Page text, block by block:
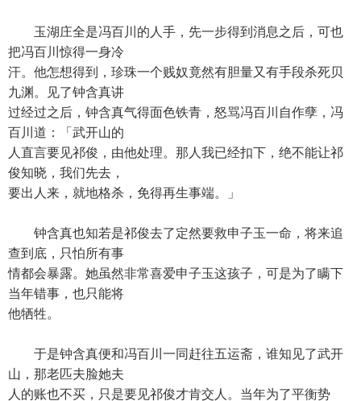
玉湖庄全是冯百川的人手，先一步得到消息之后，可也
把冯百川惊得一身冷
汗。他怎想得到，珍珠一个贱奴竟然有胆量又有手段杀死贝
九渊。见了钟含真讲
过经过之后，钟含真气得面色铁青，怒骂冯百川自作孽，冯
百川道：「武开山的
人直言要见祁俊，由他处理。那人我已经扣下，绝不能让祁
俊知晓，我们先去，
要出人来，就地格杀，免得再生事端。」
钟含真也知若是祁俊去了定然要救申子玉一命，将来追
查到底，只怕所有事
情都会暴露。她虽然非常喜爱申子玉这孩子，可是为了瞒下
当年错事，也只能将
他牺牲。
于是钟含真便和冯百川一同赶往五运斋，谁知见了武开
山，那老匹夫脸她夫
人的账也不买，只是要见祁俊才肯交人。当年为了平衡势